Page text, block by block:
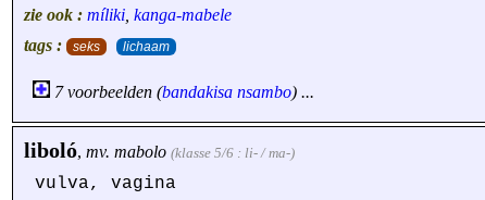
zie ook : míliki kanga-mabele
tags :
seks lichaam
7 voorbeelden (bandakisa nsambo) ...
liboló, mv. mabolo (klasse 5/6 : li- / ma-)
vulva, vagina